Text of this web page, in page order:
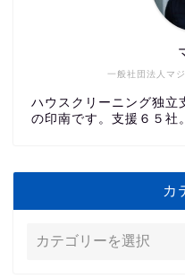
一般社団法人マ
ハウスクリーニング独立
の印南です。支援６５社
カ